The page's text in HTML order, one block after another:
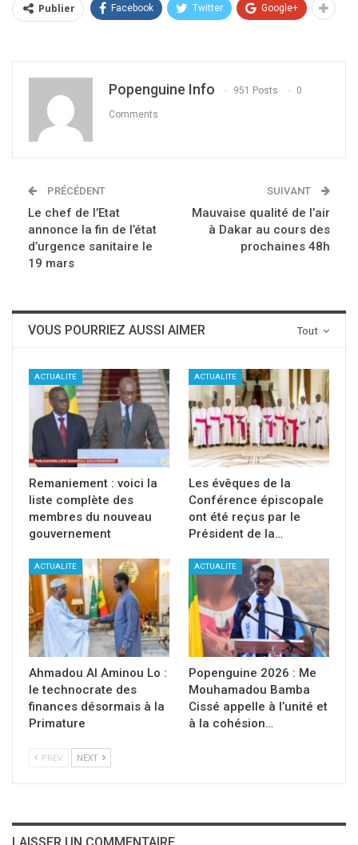
Publier Facebook Twitter Google+
Popenguine Info 951 Posts 0
Comments
PRÉCÉDENT
Le chef de l’Etat
annonce la fin de l’état
d’urgence sanitaire le
19 mars
SUIVANT
Mauvaise qualité de l’air
à Dakar au cours des
prochaines 48h
Tout
VOUS POURRIEZ AUSSI AIMER
ACTUALITE
Remaniement : voici la
liste complète des
membres du nouveau
gouvernement
ACTUALITE
Les évêques de la
Conférence épiscopale
ont été reçus par le
Président de la…
ACTUALITE
Ahmadou Al Aminou Lo :
le technocrate des
finances désormais à la
Primature
ACTUALITE
Popenguine 2026 : Me
Mouhamadou Bamba
Cissé appelle à l’unité et
à la cohésion…
PREV NEXT